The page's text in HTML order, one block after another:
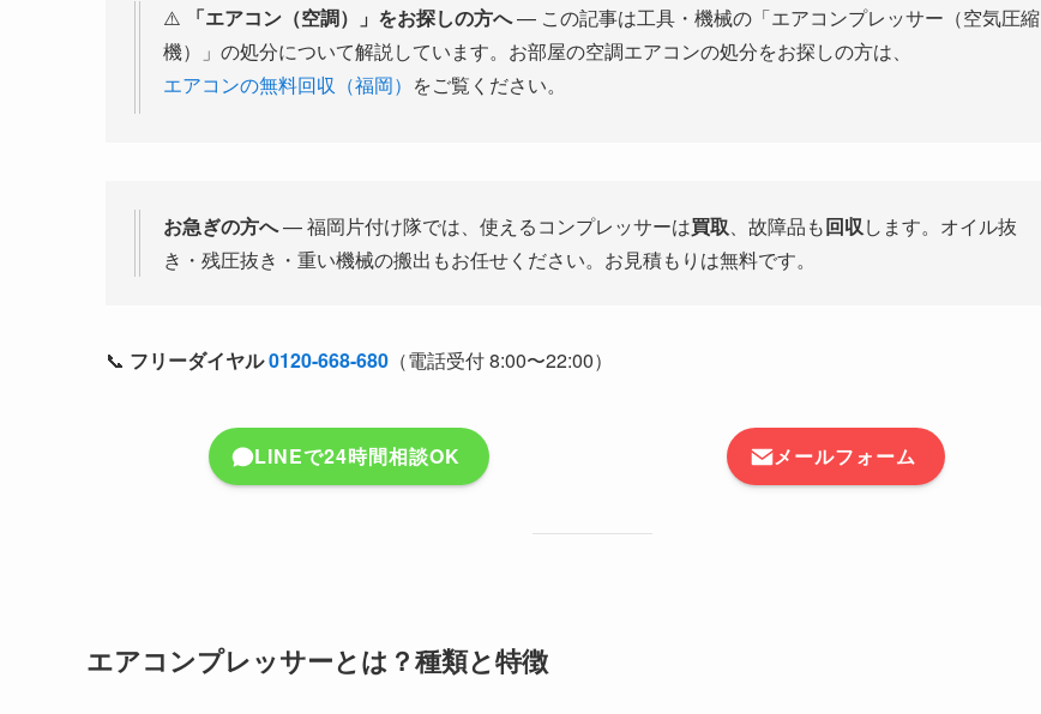
⚠️ 「エアコン（空調）」をお探しの方へ— この記事は工具・機械の「エアコンプレッサー（空気圧縮
機）」の処分について解説しています。お部屋の空調エアコンの処分をお探しの方は、
エアコンの無料回収（福岡） をご覧ください。
お急ぎの方へ— 福岡片付け隊では、使えるコンプレッサーは買取、故障品も回収します。オイル抜
き・残圧抜き・重い機械の搬出もお任せください。お見積もりは無料です。
📞 フリーダイヤル0120-668-680 （電話受付 8:00〜22:00）
LINEで24時間相談OK メールフォーム
エアコンプレッサーとは？種類と特徴